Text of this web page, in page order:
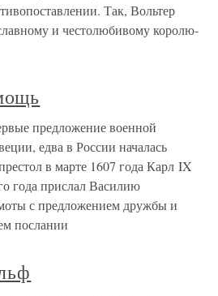
Так, Вольтер
и честолюбивому королю-
предложение военной
едва в России началась
в марте 1607 года Карл IX
года прислал Василию
с предложением дружбы и
послании